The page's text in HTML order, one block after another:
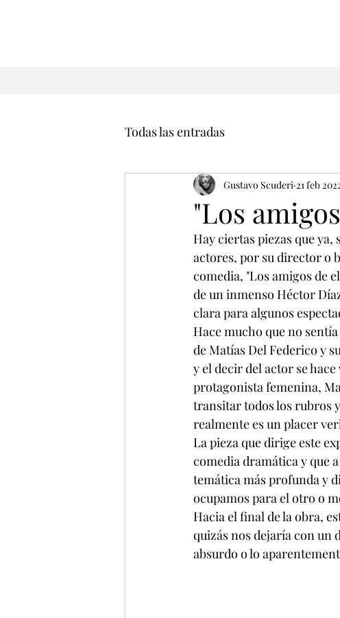
Todas las entradas
"Los
Gustavo Scuderi 21 feb
Hay ciertas piezas que
actores, por su director o
comedia, "Los amigos de
de un inmenso Héctor
clara para algunos
Hace mucho que no
de Matías Del Federico y
y el decir del actor se
protagonista femenina,
transitar todos los rubros
realmente es un placer
La pieza que dirige este
comedia dramática y que
temática más profunda y
ocupamos para el otro o
Hacia el final de la obra,
quizás nos dejaría con un
absurdo o lo